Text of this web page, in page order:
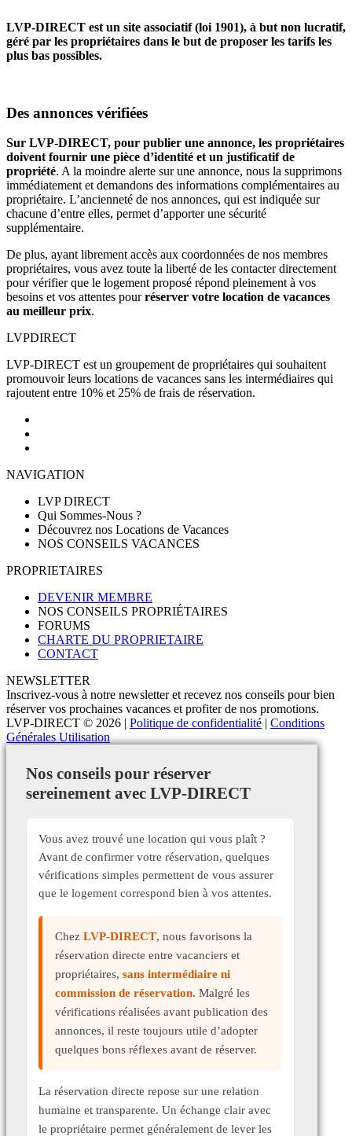
LVP-DIRECT est un site associatif (loi 1901), à but non lucratif,
géré par les propriétaires dans le but de proposer les tarifs les
plus bas possibles.
Des annonces vérifiées
Sur LVP-DIRECT, pour publier une annonce, les propriétaires
doivent fournir une pièce d’identité et un justificatif de
propriété. A la moindre alerte sur une annonce, nous la supprimons
immédiatement et demandons des informations complémentaires au
propriétaire. L’ancienneté de nos annonces, qui est indiquée sur
chacune d’entre elles, permet d’apporter une sécurité
supplémentaire.
De plus, ayant librement accès aux coordonnées de nos membres
propriétaires, vous avez toute la liberté de les contacter directement
pour vérifier que le logement proposé répond pleinement à vos
besoins et vos attentes pourréserver votre location de vacances
au meilleur prix.
LVPDIRECT
LVP-DIRECT est un groupement de propriétaires qui souhaitent
promouvoir leurs locations de vacances sans les intermédiaires qui
rajoutent entre 10% et 25% de frais de réservation.
NAVIGATION
LVP DIRECT
Qui Sommes-Nous ?
Découvrez nos Locations de Vacances
NOS CONSEILS VACANCES
PROPRIETAIRES
DEVENIR MEMBRE
NOS CONSEILS PROPRIÉTAIRES
FORUMS
CHARTE DU PROPRIETAIRE
CONTACT
NEWSLETTER
Inscrivez-vous à notre newsletter et recevez nos conseils pour bien
réserver vos prochaines vacances et profiter de nos promotions.
LVP-DIRECT © 2026 | Politique de confidentialité | Conditions
Générales Utilisation
Nos conseils pour réserver
sereinement avec LVP-DIRECT
Vous avez trouvé une location qui vous plaît ?
Avant de confirmer votre réservation, quelques
vérifications simples permettent de vous assurer
que le logement correspond bien à vos attentes.
Chez LVP-DIRECT, nous favorisons la
réservation directe entre vacanciers et
propriétaires, sans intermédiaire ni
commission de réservation. Malgré les
vérifications réalisées avant publication des
annonces, il reste toujours utile d’adopter
quelques bons réflexes avant de réserver.
La réservation directe repose sur une relation
humaine et transparente. Un échange clair avec
le propriétaire permet généralement de lever les